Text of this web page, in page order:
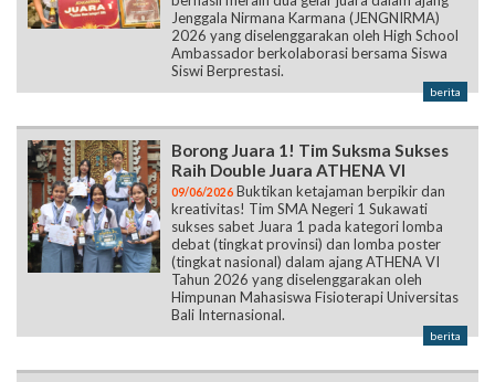
Jenggala Nirmana Karmana (JENGNIRMA)
2026 yang diselenggarakan oleh High School
Ambassador berkolaborasi bersama Siswa
Siswi Berprestasi.
berita
Borong Juara 1! Tim Suksma Sukses
Raih Double Juara ATHENA VI
09/06/2026 Buktikan ketajaman berpikir dan
kreativitas! Tim SMA Negeri 1 Sukawati
sukses sabet Juara 1 pada kategori lomba
debat (tingkat provinsi) dan lomba poster
(tingkat nasional) dalam ajang ATHENA VI
Tahun 2026 yang diselenggarakan oleh
Himpunan Mahasiswa Fisioterapi Universitas
Bali Internasional.
berita